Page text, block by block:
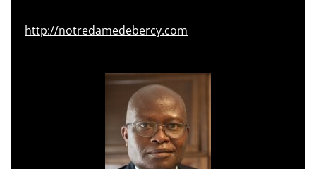
http://notredamedebercy.com